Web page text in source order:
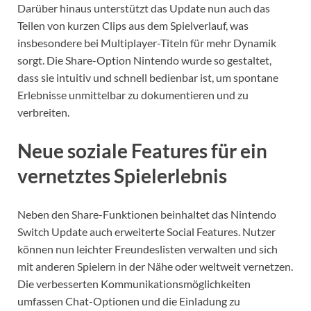
Darüber hinaus unterstützt das Update nun auch das
Teilen von kurzen Clips aus dem Spielverlauf, was
insbesondere bei Multiplayer-Titeln für mehr Dynamik
sorgt. Die Share-Option Nintendo wurde so gestaltet,
dass sie intuitiv und schnell bedienbar ist, um spontane
Erlebnisse unmittelbar zu dokumentieren und zu
verbreiten.
Neue soziale Features für ein
vernetztes Spielerlebnis
Neben den Share-Funktionen beinhaltet das Nintendo
Switch Update auch erweiterte Social Features. Nutzer
können nun leichter Freundeslisten verwalten und sich
mit anderen Spielern in der Nähe oder weltweit vernetzen.
Die verbesserten Kommunikationsmöglichkeiten
umfassen Chat-Optionen und die Einladung zu